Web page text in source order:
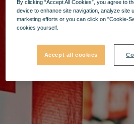
By clicking “Accept All Cookies”, you agree to
device to enhance site navigation, analyze site
marketing efforts or you can click on "Cookie-
cookies yourself.
Accept all cookies